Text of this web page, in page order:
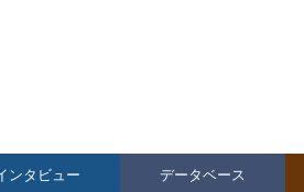
ンタビュー データベース